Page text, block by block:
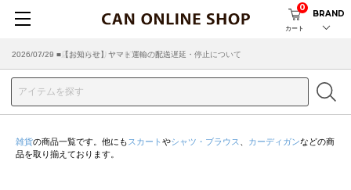
カート
0
BRAND
2026/07/29 ■【お知らせ】ヤマト運輸の配送遅延・停止について
2026/03/18 ■店舗受け取りサービスのご案内
雑貨の商品一覧です。他にも スカート やシャツ・ブラウス カーディガンなどの商
品を取り揃えております。